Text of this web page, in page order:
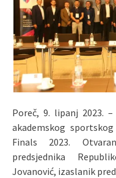
Poreč, 9. lipanj 2023.
akademskog
Finals 2023.
predsjednika
Jovanović, izaslanik